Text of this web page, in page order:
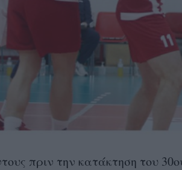
πριν την κατάκτηση του